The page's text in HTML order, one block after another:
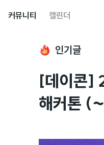
커뮤니티 캘린더
인기글
[데이콘]
해커톤